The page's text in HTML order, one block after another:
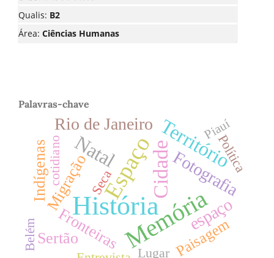
Qualis: B2
Área: Ciências Humanas
Palavras-chave
HistóriaMemória
EspaçoCidade
Território
Natal Fotografia
Rio de Janeiro
espaço
Migração
Fronteiras
Sertão
Indígenas
Paisagem
Seca
Política
Lugar
cotidiano
Piauí
Belém